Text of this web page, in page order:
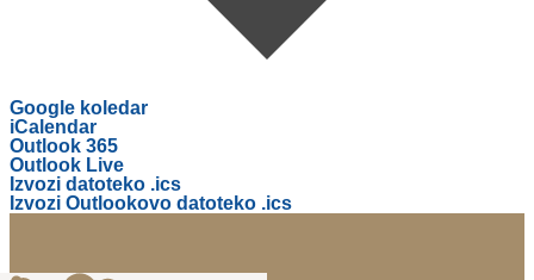
Google koledar
iCalendar
Outlook 365
Outlook Live
Izvozi datoteko .ics
Izvozi Outlookovo datoteko .ics